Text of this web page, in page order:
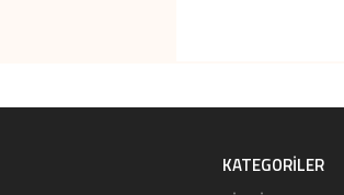
KATEGORILER